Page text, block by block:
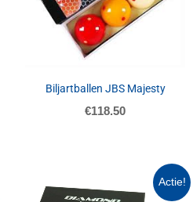
Biljartballen JBS Majesty
€118.50
Actie!
Oorspronkelijke
prijs
Huidige
prijs